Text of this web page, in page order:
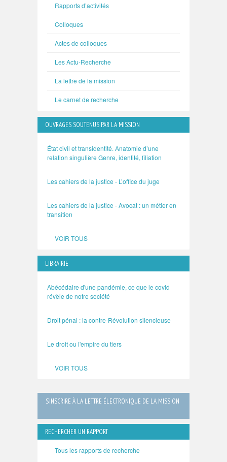
Rapports d’activités
Colloques
Actes de colloques
Les Actu-Recherche
La lettre de la mission
Le carnet de recherche
OUVRAGES SOUTENUS PAR LA MISSION
État civil et transidentité. Anatomie d’une
relation singulière Genre, identité, filiation
Les cahiers de la justice - L’office du juge
Les cahiers de la justice - Avocat : un métier en
transition
VOIR TOUS
LIBRAIRIE
Abécédaire d'une pandémie, ce que le covid
révèle de notre société
Droit pénal : la contre-Révolution silencieuse
Le droit ou l'empire du tiers
VOIR TOUS
S’INSCRIRE À LA LETTRE ÉLECTRONIQUE DE LA MISSION
RECHERCHER UN RAPPORT
Tous les rapports de recherche